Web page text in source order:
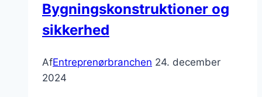
Bygningskonstruktioner og
sikkerhed
AfEntreprenørbranchen 24. december
2024